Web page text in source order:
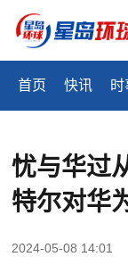
首页 快讯 时
忧与华过
特尔对华
2024-05-08 14:01